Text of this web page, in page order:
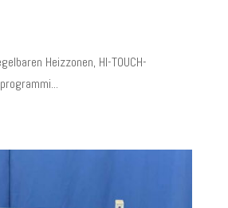
Heizzonen, HI-TOUCH-